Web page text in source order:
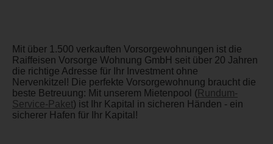
Mit über 1.500 verkauften Vorsorgewohnungen ist die
Raiffeisen Vorsorge Wohnung GmbH seit über 20 Jahren
die richtige Adresse für Ihr Investment ohne
Nervenkitzel! Die perfekte Vorsorgewohnung braucht die
beste Betreuung: Mit unserem Mietenpool (Rundum-
Service-Paket) ist Ihr Kapital in sicheren Händen - ein
sicherer Hafen für Ihr Kapital!